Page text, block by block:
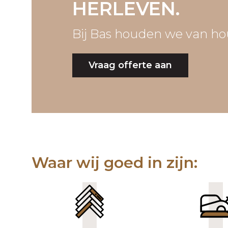
HERLEVEN.
Bij Bas houden we van
Vraag offerte aan
Waar wij goed in zijn: